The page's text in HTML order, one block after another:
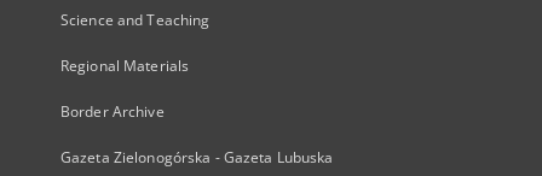
Science and Teaching
Regional Materials
Border Archive
Gazeta Zielonogórska - Gazeta Lubuska